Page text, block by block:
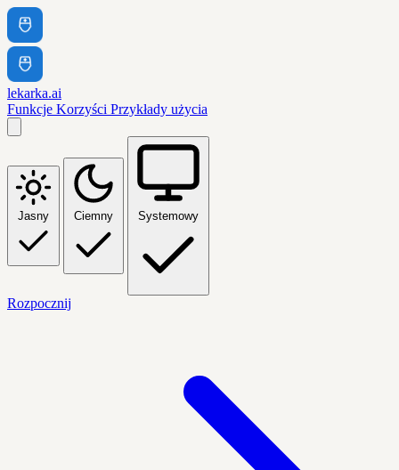
lekarka.ai
Funkcje Korzyści Przykłady użycia
Jasny Ciemny Systemowy
Rozpocznij